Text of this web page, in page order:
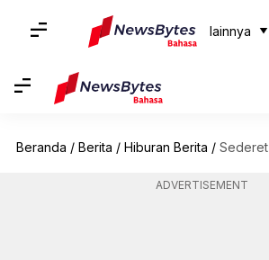
lainnya
Beranda / Berita / Hiburan Berita / Sederet Reality
ADVERTISEMENT